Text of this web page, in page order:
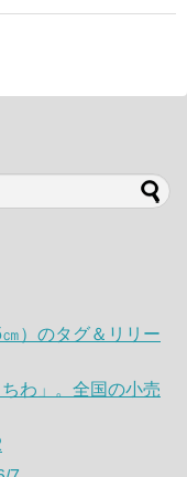
）のタグ＆リリー
わ」。全国の小売